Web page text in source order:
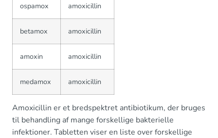
ospamox amoxicillin
betamox amoxicillin
amoxin amoxicillin
medamox amoxicillin
Amoxicillin er et bredspektret antibiotikum, der bruges
til behandling af mange forskellige bakterielle
infektioner. Tabletten viser en liste over forskellige